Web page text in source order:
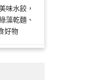
味水餃，
藻乾麵、
好物